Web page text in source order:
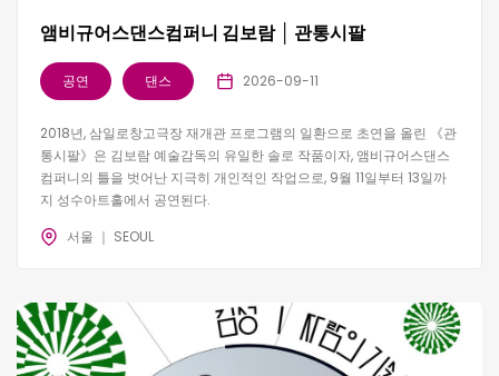
앰비규어스댄스컴퍼니 김보람 │ 관통시팔
공연 댄스 2026-09-11
2018년, 삼일로창고극장 재개관 프로그램의 일환으로 초연을 올린 《관
통시팔》은 김보람 예술감독의 유일한 솔로 작품이자, 앰비규어스댄스
컴퍼니의 틀을 벗어난 지극히 개인적인 작업으로, 9월 11일부터 13일까
지 성수아트홀에서 공연된다.
서울 ｜ SEOUL